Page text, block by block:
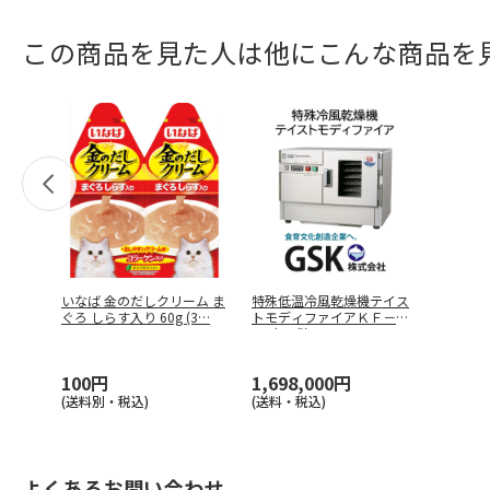
この商品を見た人は他にこんな商品を
いなば 金のだしクリーム ま
ぐろ しらす入り 60g (3…
100円
(送料別・税込)
特殊低温冷風乾燥機テイス
トモディファイアＫＦ－５
８（一式）
1,698,000円
(送料・税込)